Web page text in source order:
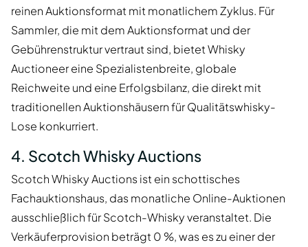
reinen Auktionsformat mit monatlichem Zyklus. Für
Sammler, die mit dem Auktionsformat und der
Gebührenstruktur vertraut sind, bietet Whisky
Auctioneer eine Spezialistenbreite, globale
Reichweite und eine Erfolgsbilanz, die direkt mit
traditionellen Auktionshäusern für Qualitätswhisky-
Lose konkurriert.
4. Scotch Whisky Auctions
Scotch Whisky Auctions ist ein schottisches
Fachauktionshaus, das monatliche Online-Auktionen
ausschließlich für Scotch-Whisky veranstaltet. Die
Verkäuferprovision beträgt 0 %, was es zu einer der